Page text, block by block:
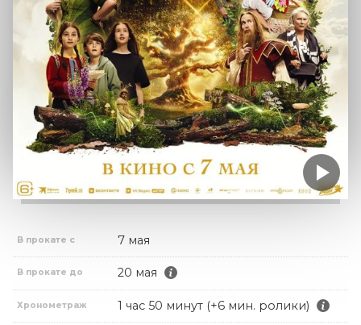
В прокате с 7 мая
В прокате до 20 мая
Хронометраж 1 час 50 минут (+6 мин. ролики)